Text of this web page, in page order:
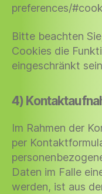
preferences/
Bitte beachten
Cookies die
eingeschränkt
4)
Im Rahmen der
per
Daten im Falle
werden, ist aus